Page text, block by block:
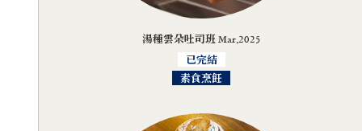
湯種雲朵吐司班 Mar,2025
已完結
素食烹飪